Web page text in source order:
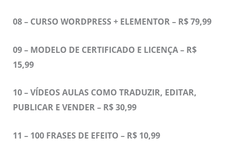
08 – CURSO WORDPRESS + ELEMENTOR – R$ 79,99
09 – MODELO DE CERTIFICADO E LICENÇA – R$
15,99
10 – VÍDEOS AULAS COMO TRADUZIR, EDITAR,
PUBLICAR E VENDER – R$ 30,99
11 – 100 FRASES DE EFEITO – R$ 10,99